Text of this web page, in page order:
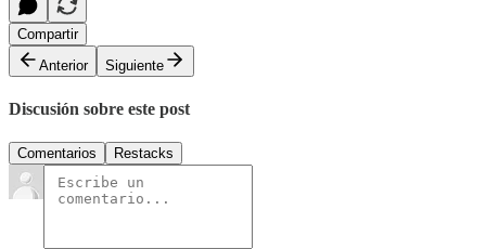
Compartir
Anterior
Siguiente
Discusión sobre este post
Comentarios Restacks